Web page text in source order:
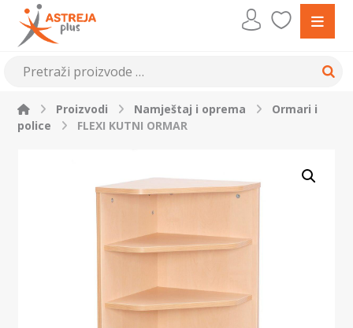
Proizvodi Namještaj i oprema
Ormari i
police
FLEXI KUTNI ORMAR